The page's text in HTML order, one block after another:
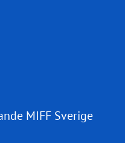
MIFF Sverige